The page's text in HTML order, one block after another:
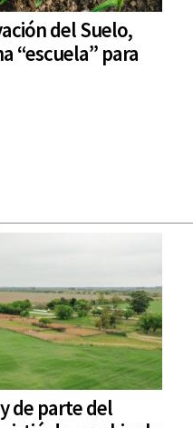
del Suelo,
“escuela” para
de parte del